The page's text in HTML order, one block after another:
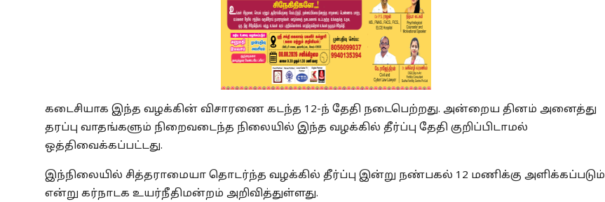
கடைசியாக இந்த வழக்கின் விசாரணை கடந்த 12-ந் தேதி நடைபெற்றது. அன்றைய தினம் அனைத்து
தரப்பு வாதங்களும் நிறைவடைந்த நிலையில் இந்த வழக்கில் தீர்ப்பு தேதி குறிப்பிடாமல்
ஒத்திவைக்கப்பட்டது.
இந்நிலையில் சித்தராமையா தொடர்ந்த வழக்கில் தீர்ப்பு இன்று நண்பகல் 12 மணிக்கு அளிக்கப்படும்
என்று கர்நாடக உயர்நீதிமன்றம் அறிவித்துள்ளது.